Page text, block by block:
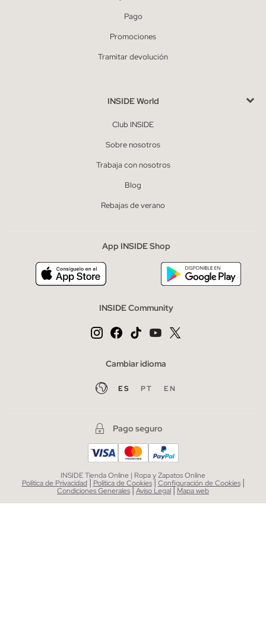
Pago
Promociones
Tramitar devolución
INSIDE World
Club INSIDE
Sobre nosotros
Trabaja con nosotros
Blog
Rebajas de verano
App INSIDE Shop
INSIDE Community
Cambiar idioma
ES PT EN
Pago seguro
INSIDE Tienda Online | Ropa y Zapatos Online
Política de Privacidad | Política de Cookies| Configuración de Cookies |
Condiciones Generales|Aviso Legal| Mapa web